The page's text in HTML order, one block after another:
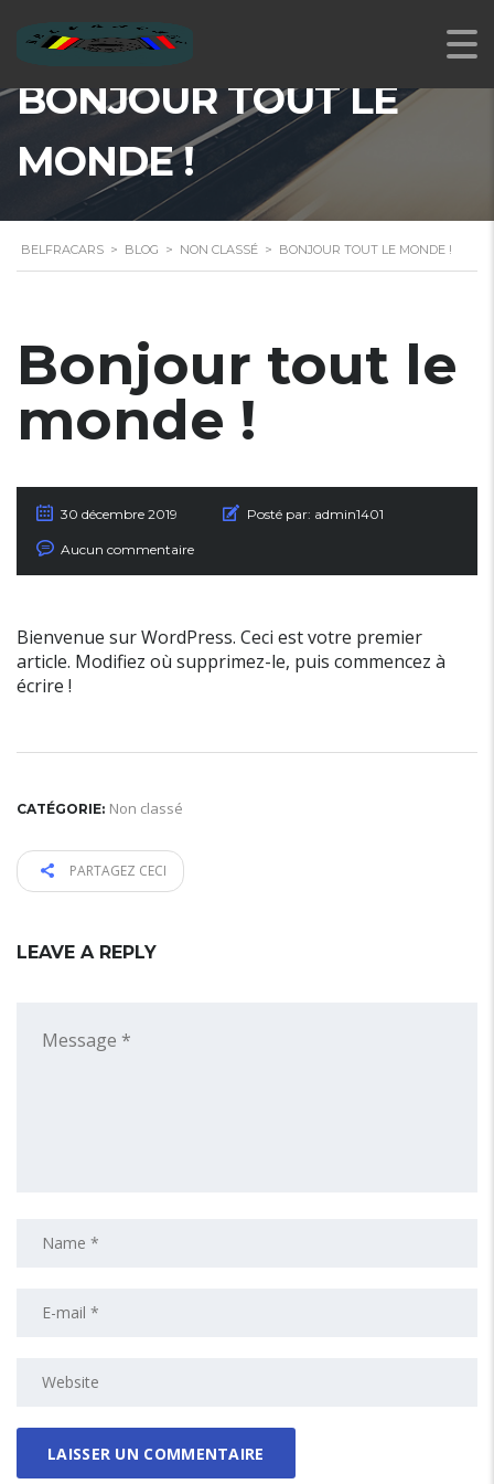
BONJOUR TOUT LE
MONDE !
BELFRACARS > BLOG > NON CLASSÉ > BONJOUR TOUT LE MONDE !
Bonjour tout le
monde !
30 décembre 2019 Posté par: admin1401
Aucun commentaire
Bienvenue sur WordPress. Ceci est votre premier
article. Modifiez où supprimez-le, puis commencez à
écrire !
CATÉGORIE: Non classé
PARTAGEZ CECI
LEAVE A REPLY